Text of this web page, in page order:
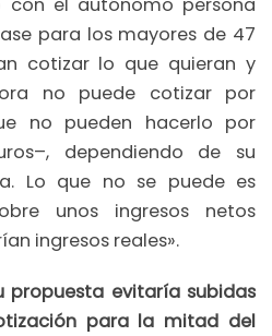
para los mayores de 47
cotizar lo que quieran y
no puede cotizar por
no pueden hacerlo por
dependiendo de su
Lo que no se puede es
unos ingresos netos
ingresos reales».
propuesta evitaría subidas
para la mitad del